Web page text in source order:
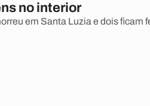
no interior
em Santa Luzia e dois ficam